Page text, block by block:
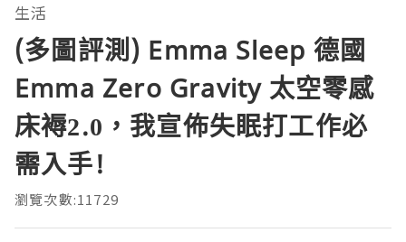
生活
(多圖評測) Emma Sleep 德國
Emma Zero Gravity 太空零感
床褥2.0，我宣佈失眠打工作必
需入手!
瀏覽次數:11729